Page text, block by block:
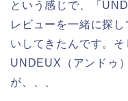
という感じで、「
レビューを一緒に探
いしてきたんです。そ
UNDEUX（アンドゥ
が、、、